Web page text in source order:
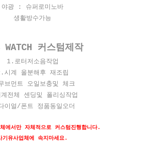
야광 : 슈퍼로미노바
생활방수가능
WATCH 커스텀제작
​1.로터저소음작업
시계 올분해후 재조립
브먼트 오일보충및 체크
전체 센딩및 폴리싱작업
이얼/폰트 정품동일오더
에서만 자체적으로 커스텀진행합니다.
기유사업체에 속지마세요.